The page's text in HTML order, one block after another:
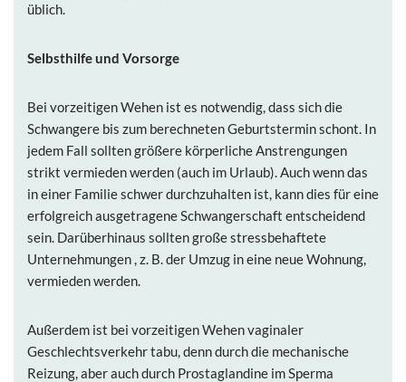
üblich.
Selbsthilfe und Vorsorge
Bei vorzeitigen Wehen ist es notwendig, dass sich die
Schwangere bis zum berechneten Geburtstermin schont. In
jedem Fall sollten größere körperliche Anstrengungen
strikt vermieden werden (auch im Urlaub). Auch wenn das
in einer Familie schwer durchzuhalten ist, kann dies für eine
erfolgreich ausgetragene Schwangerschaft entscheidend
sein. Darüberhinaus sollten große stressbehaftete
Unternehmungen , z. B. der Umzug in eine neue Wohnung,
vermieden werden.
Außerdem ist bei vorzeitigen Wehen vaginaler
Geschlechtsverkehr tabu, denn durch die mechanische
Reizung, aber auch durch Prostaglandine im Sperma